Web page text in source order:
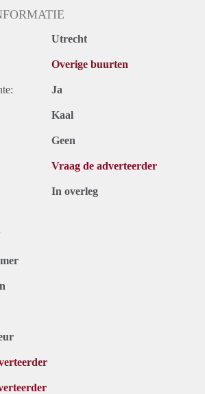
Utrecht
Overige buurten
Ja
Kaal
Geen
Vraag de adverteerder
In overleg